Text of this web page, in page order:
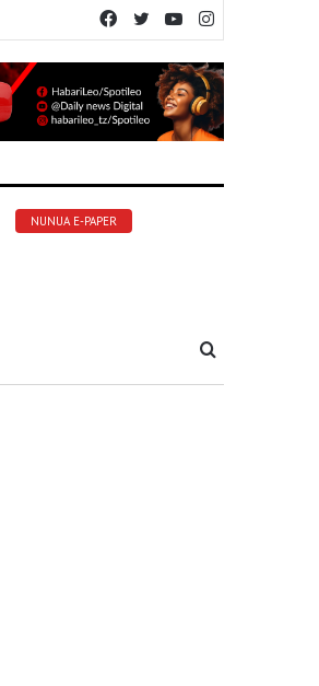
YouTube
Twitter
Facebook
NUNUA E-PAPER
Tafuta